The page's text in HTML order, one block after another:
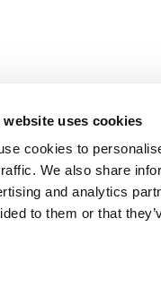
website uses cookies
cookies to
We also share
and analytics
to them or that